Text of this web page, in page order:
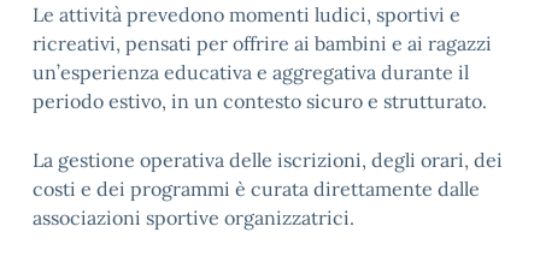
Le attività prevedono momenti ludici, sportivi e
ricreativi, pensati per offrire ai bambini e ai ragazzi
un’esperienza educativa e aggregativa durante il
periodo estivo, in un contesto sicuro e strutturato.
La gestione operativa delle iscrizioni, degli orari, dei
costi e dei programmi è curata direttamente dalle
associazioni sportive organizzatrici.